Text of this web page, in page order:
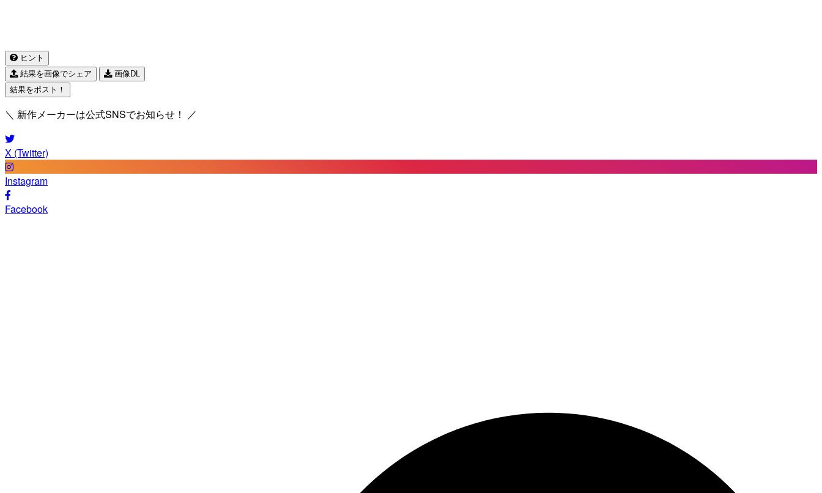
ヒント
結果を画像でシェア
画像DL
結果をポスト！
＼ 新作メーカーは公式SNSでお知らせ！ ／
X (Twitter)
Instagram
Facebook